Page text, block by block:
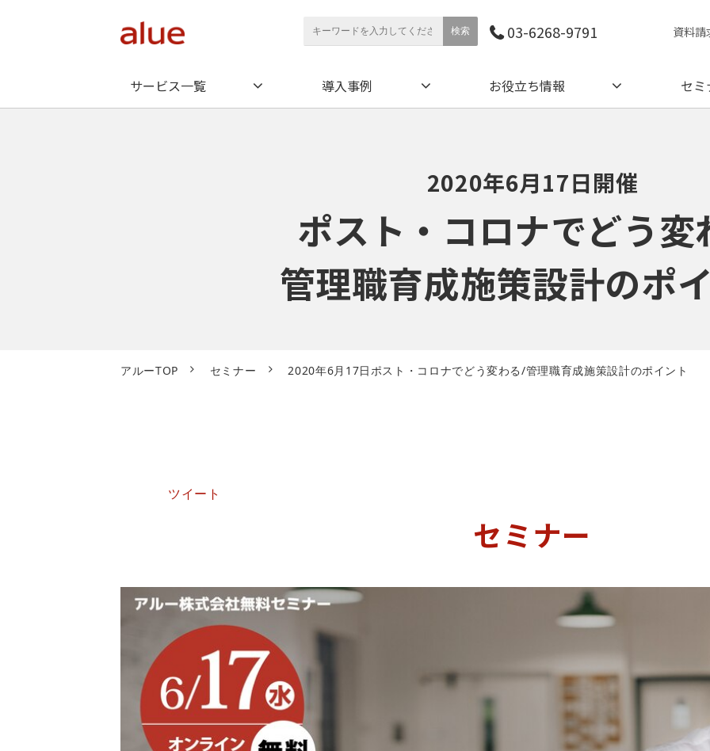
03-6268-9791 資料請
サービス一覧 導入事例 お役立ち情報 セ
2020年6月17日開催
ポスト・コロナでどう変
管理職育成施策設計のポ
アルーTOP セミナー 2020年6月17日ポスト・コロナでどう変わる/管理職育成施策設計のポイント
ツイート
セミナー